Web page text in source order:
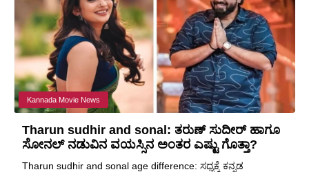
Kannada Movie News
Tharun sudhir and sonal: ತರುಣ್ ಸುದೀರ್ ಹಾಗೂ
ಸೋನಲ್ ನಡುವಿನ ವಯಸ್ಸಿನ ಅಂತರ ಎಷ್ಟು ಗೊತ್ತಾ?
Tharun sudhir and sonal age difference: ಸಧ್ಯಕ್ಕೆ ಕನ್ನಡ